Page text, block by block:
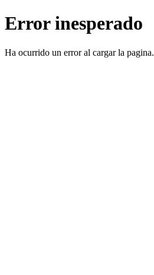
Error inesperado
Ha ocurrido un error al cargar la pagina.